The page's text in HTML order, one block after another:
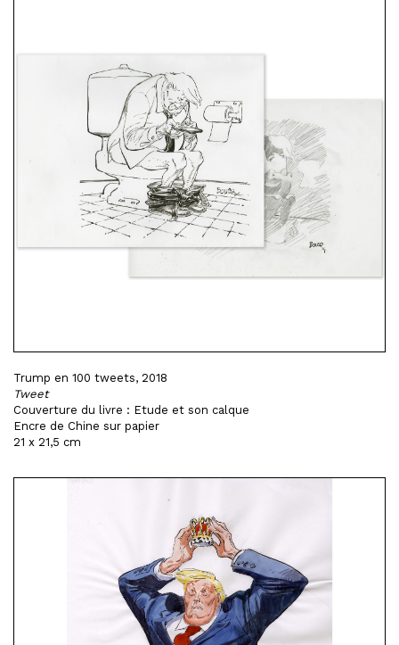
Trump en 100 tweets, 2018
Tweet
Couverture du livre : Etude et son calque
Encre de Chine sur papier
21 x 21,5 cm